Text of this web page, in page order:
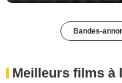
Bandes-
Meilleurs films à